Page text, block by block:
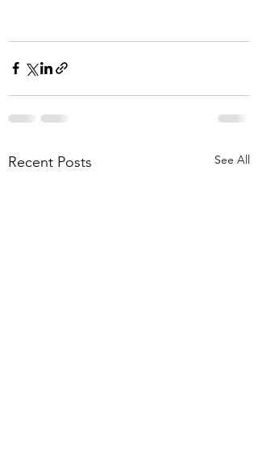
Recent Posts See All